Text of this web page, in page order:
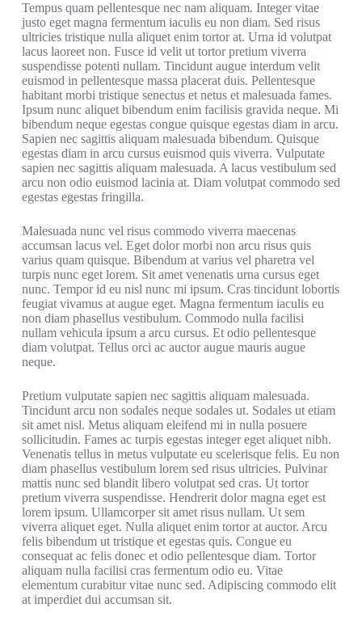
Tempus quam pellentesque nec nam aliquam. Integer vitae
justo eget magna fermentum iaculis eu non diam. Sed risus
ultricies tristique nulla aliquet enim tortor at. Urna id volutpat
lacus laoreet non. Fusce id velit ut tortor pretium viverra
suspendisse potenti nullam. Tincidunt augue interdum velit
euismod in pellentesque massa placerat duis. Pellentesque
habitant morbi tristique senectus et netus et malesuada fames.
Ipsum nunc aliquet bibendum enim facilisis gravida neque. Mi
bibendum neque egestas congue quisque egestas diam in arcu.
Sapien nec sagittis aliquam malesuada bibendum. Quisque
egestas diam in arcu cursus euismod quis viverra. Vulputate
sapien nec sagittis aliquam malesuada. A lacus vestibulum sed
arcu non odio euismod lacinia at. Diam volutpat commodo sed
egestas egestas fringilla.
Malesuada nunc vel risus commodo viverra maecenas
accumsan lacus vel. Eget dolor morbi non arcu risus quis
varius quam quisque. Bibendum at varius vel pharetra vel
turpis nunc eget lorem. Sit amet venenatis urna cursus eget
nunc. Tempor id eu nisl nunc mi ipsum. Cras tincidunt lobortis
feugiat vivamus at augue eget. Magna fermentum iaculis eu
non diam phasellus vestibulum. Commodo nulla facilisi
nullam vehicula ipsum a arcu cursus. Et odio pellentesque
diam volutpat. Tellus orci ac auctor augue mauris augue
neque.
Pretium vulputate sapien nec sagittis aliquam malesuada.
Tincidunt arcu non sodales neque sodales ut. Sodales ut etiam
sit amet nisl. Metus aliquam eleifend mi in nulla posuere
sollicitudin. Fames ac turpis egestas integer eget aliquet nibh.
Venenatis tellus in metus vulputate eu scelerisque felis. Eu non
diam phasellus vestibulum lorem sed risus ultricies. Pulvinar
mattis nunc sed blandit libero volutpat sed cras. Ut tortor
pretium viverra suspendisse. Hendrerit dolor magna eget est
lorem ipsum. Ullamcorper sit amet risus nullam. Ut sem
viverra aliquet eget. Nulla aliquet enim tortor at auctor. Arcu
felis bibendum ut tristique et egestas quis. Congue eu
consequat ac felis donec et odio pellentesque diam. Tortor
aliquam nulla facilisi cras fermentum odio eu. Vitae
elementum curabitur vitae nunc sed. Adipiscing commodo elit
at imperdiet dui accumsan sit.